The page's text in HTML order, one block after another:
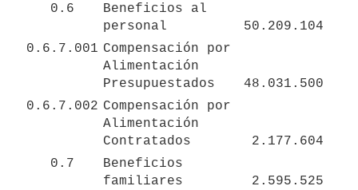
0.6
Beneficios al
personal
50.209.104
0.6.7.001 Compensación por
Alimentación
Presupuestados
48.031.500
0.6.7.002 Compensación por
Alimentación
Contratados
2.177.604
0.7
Beneficios
familiares
2.595.525